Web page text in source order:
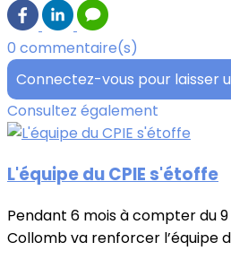
0 commentaire(s)
Connectez-vous pour laisser
Consultez également
L'équipe du CPIE s'étoffe
Pendant 6 mois à compter du
Collomb va renforcer l’équipe